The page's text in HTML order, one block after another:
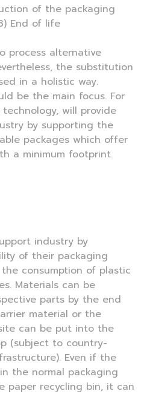
of the packaging
End of life
process alternative
the substitution
in a holistic way.
be the main focus. For
will provide
by supporting the
packages which offer
a minimum footprint.
industry by
of their packaging
consumption of plastic
Materials can be
parts by the end
material or the
can be put into the
(subject to country-
Even if the
the normal packaging
paper recycling bin, it can